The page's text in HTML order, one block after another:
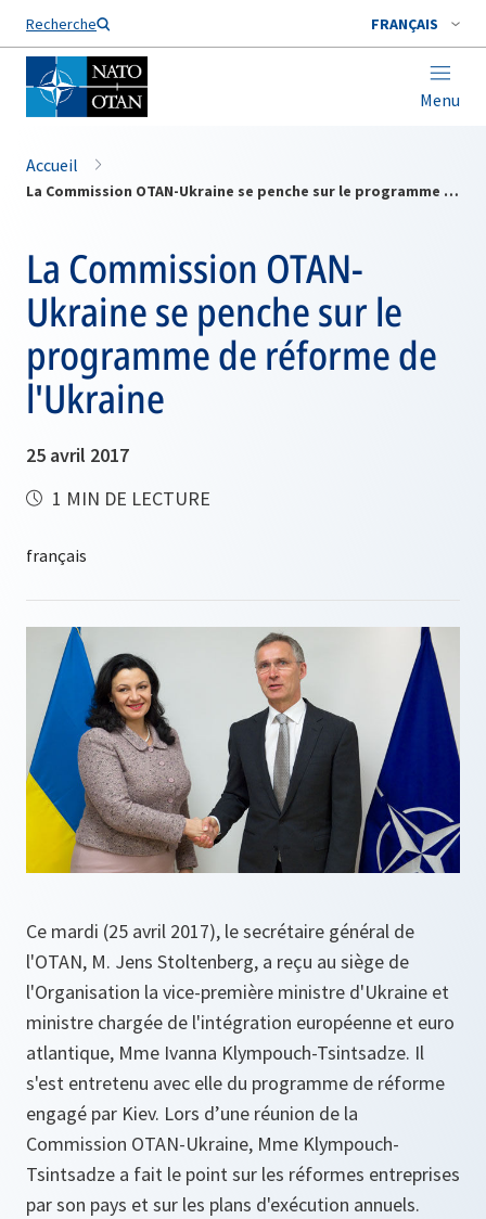
Recherche FRANÇAIS
Menu
Nom de famille*
Accueil
La Commission OTAN-Ukraine se penche sur le programme de réforme de l'Ukraine
La Commission OTAN-
Ukraine se penche sur le
programme de réforme de
l'Ukraine
25 avril 2017
1 MIN DE LECTURE
Ce mardi (25 avril 2017), le secrétaire général de
l'OTAN, M. Jens Stoltenberg, a reçu au siège de
l'Organisation la vice-première ministre d'Ukraine et
ministre chargée de l'intégration européenne et euro
atlantique, Mme Ivanna Klympouch-Tsintsadze. Il
s'est entretenu avec elle du programme de réforme
engagé par Kiev. Lors d’une réunion de la
Commission OTAN-Ukraine, Mme Klympouch-
Tsintsadze a fait le point sur les réformes entreprises
par son pays et sur les plans d'exécution annuels.